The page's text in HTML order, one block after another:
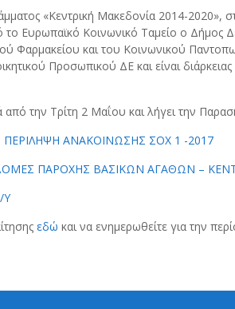
«Κεντρική Μακεδονία 2014-
το Ευρωπαϊκό Κοινωνικό Ταμείο ο
Φαρμακείου και του Κοινωνικού
Προσωπικού ΔΕ και είναι
την Τρίτη 2 Μαΐου και λήγει την
ΠΕΡΙΛΗΨΗ ΑΝΑΚΟΙΝΩΣΗΣ ΣΟΧ 1 -2017
ΠΑΡΟΧΗΣ ΒΑΣΙΚΩΝ ΑΓΑΘΩΝ –
Υ
εδώ και να ενημερωθείτε για την